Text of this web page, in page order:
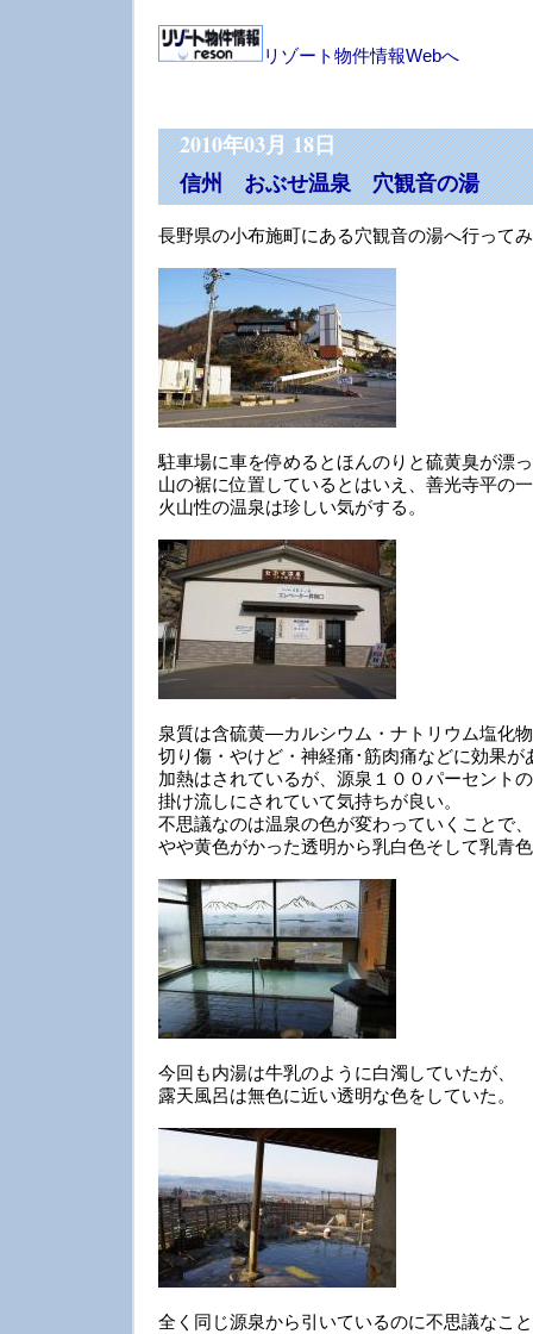
リゾート物件情報Webへ
2010年03月 18日
信州 おぶせ温泉 穴観音の湯
長野県の小布施町にある穴観音の湯へ行って
駐車場に車を停めるとほんのりと硫黄臭が漂
山の裾に位置しているとはいえ、善光寺平の
火山性の温泉は珍しい気がする。
泉質は含硫黄―カルシウム・ナトリウム塩化
切り傷・やけど・神経痛･筋肉痛などに効果が
加熱はされているが、源泉１００パーセント
掛け流しにされていて気持ちが良い。
不思議なのは温泉の色が変わっていくことで、
やや黄色がかった透明から乳白色そして乳青
今回も内湯は牛乳のように白濁していたが、
露天風呂は無色に近い透明な色をしていた。
全く同じ源泉から引いているのに不思議なこ